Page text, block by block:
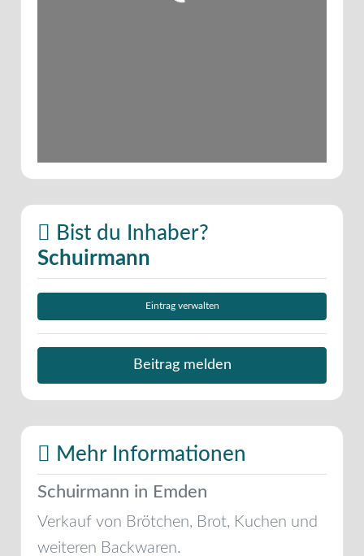
Wird geladen …
Bist du Inhaber?
Schuirmann
Eintrag verwalten
Beitrag melden
Mehr Informationen
Schuirmann in Emden
Verkauf von Brötchen, Brot, Kuchen und
weiteren Backwaren.